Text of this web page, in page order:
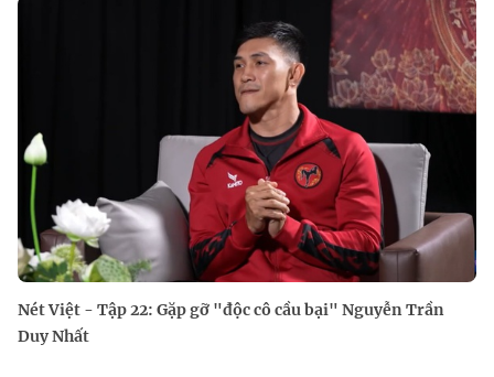
Nét Việt - Tập 22: Gặp gỡ "độc cô cầu bại" Nguyễn Trần
Duy Nhất